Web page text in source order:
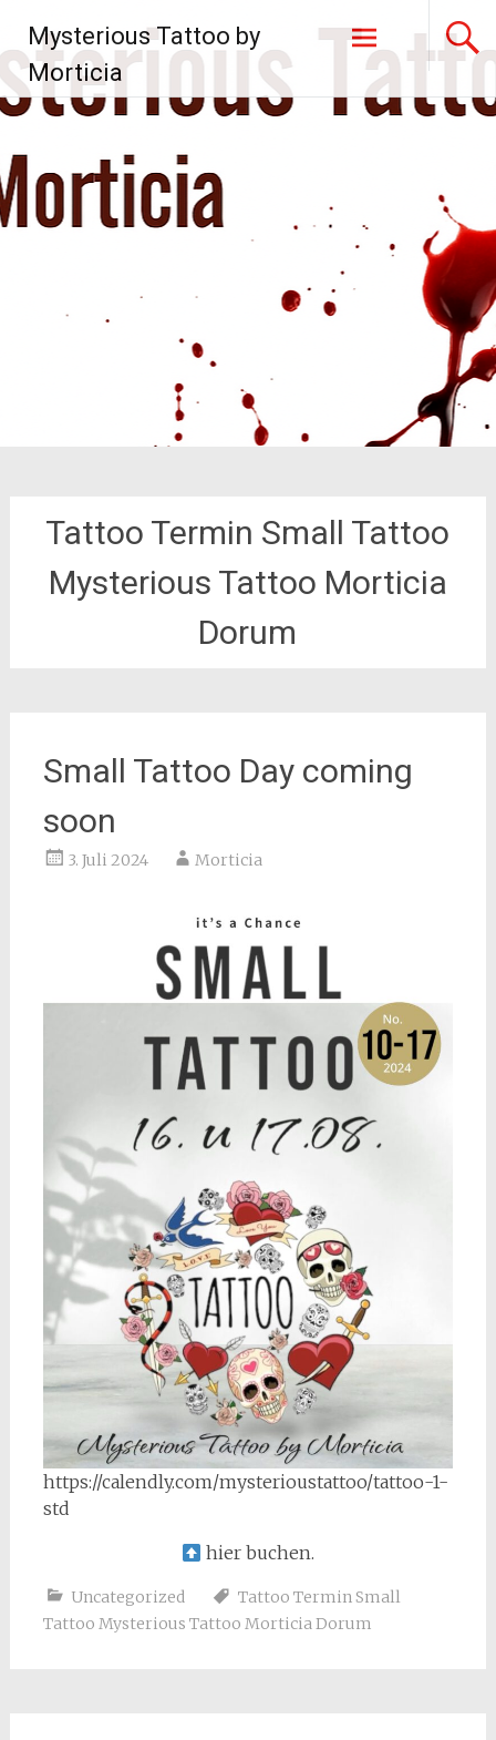
Inhalt
springen
Mysterious Tattoo by
Morticia
Tattoo Termin Small Tattoo
Mysterious Tattoo Morticia
Dorum
Small Tattoo Day coming
soon
3. Juli 2024 Morticia
https://calendly.com/mysterioustattoo/tattoo-1-
std
hier buchen.
Uncategorized
Tattoo Termin Small
Tattoo Mysterious Tattoo Morticia Dorum